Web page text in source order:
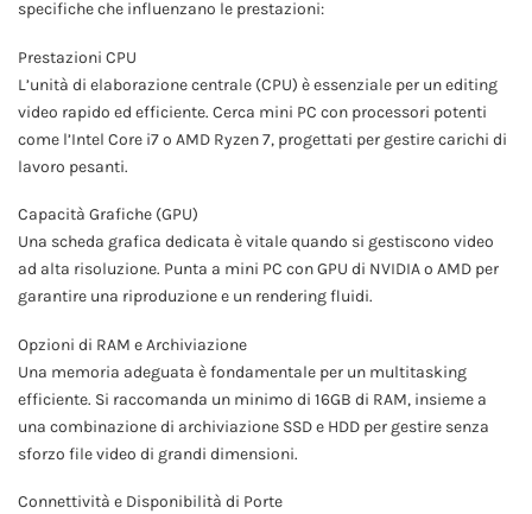
specifiche che influenzano le prestazioni:
Prestazioni CPU
L’unità di elaborazione centrale (CPU) è essenziale per un editing
video rapido ed efficiente. Cerca mini PC con processori potenti
come l’Intel Core i7 o AMD Ryzen 7, progettati per gestire carichi di
lavoro pesanti.
Capacità Grafiche (GPU)
Una scheda grafica dedicata è vitale quando si gestiscono video
ad alta risoluzione. Punta a mini PC con GPU di NVIDIA o AMD per
garantire una riproduzione e un rendering fluidi.
Opzioni di RAM e Archiviazione
Una memoria adeguata è fondamentale per un multitasking
efficiente. Si raccomanda un minimo di 16GB di RAM, insieme a
una combinazione di archiviazione SSD e HDD per gestire senza
sforzo file video di grandi dimensioni.
Connettività e Disponibilità di Porte